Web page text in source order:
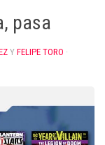
pasa
Y FELIPE TORO ·